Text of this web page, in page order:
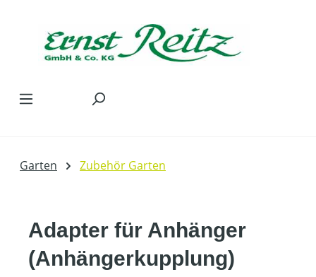
Garten Zubehör Garten
Adapter für Anhänger
(Anhängerkupplung)